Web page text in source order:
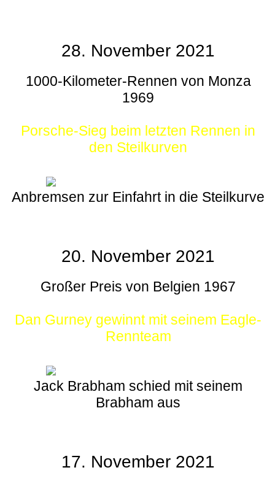
28. November 2021
1000-Kilometer-Rennen von Monza
1969
Porsche-Sieg beim letzten Rennen in
den Steilkurven
Anbremsen zur Einfahrt in die Steilkurve
20. November 2021
Großer Preis von Belgien 1967
Dan Gurney gewinnt mit seinem Eagle-
Rennteam
Jack Brabham schied mit seinem
Brabham aus
17. November 2021